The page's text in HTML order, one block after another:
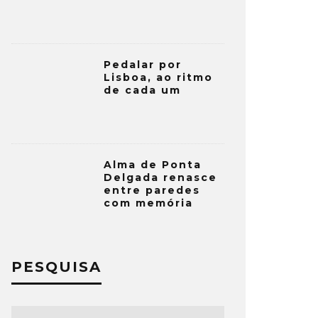
Pedalar por
Lisboa, ao ritmo
de cada um
Alma de Ponta
Delgada renasce
entre paredes
com memória
PESQUISA